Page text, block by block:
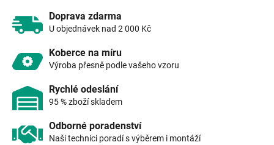
k
ý
Doprava zdarma
U objednávek nad 2 000 Kč
Koberce na míru
Výroba přesně podle vašeho vzoru
Rychlé odeslání
95 % zboží skladem
Odborné poradenství
Naši technici poradí s výběrem i montáží